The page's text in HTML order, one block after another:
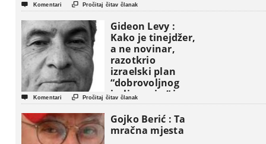
 Komentari  Pročitaj čitav članak
Gideon Levy :
Kako je tinejdžer,
a ne novinar,
razotkrio
izraelski plan
“dobrovoljnog
iseljavanja ” iz
Gaze
 Komentari  Pročitaj čitav članak
Gojko Berić : Ta
mračna mjesta